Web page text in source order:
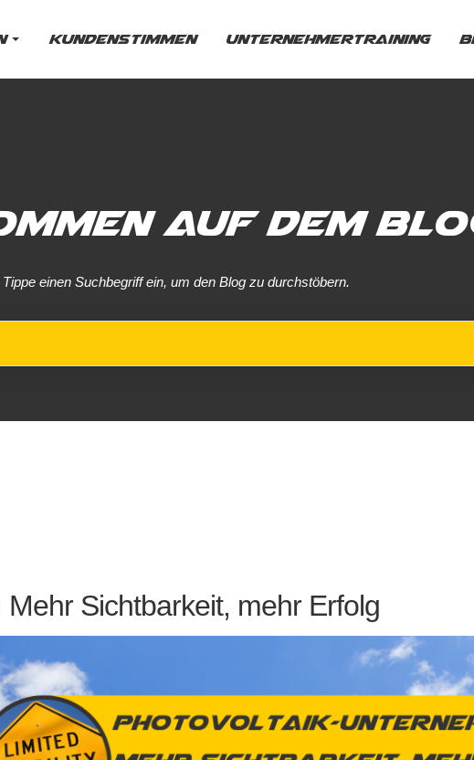
Kundenstimmen Unternehmertraining
auf dem
Tippe einen Suchbegriff ein, um den Blog zu durchstöbern.
Sichtbarkeit, mehr Erfolg